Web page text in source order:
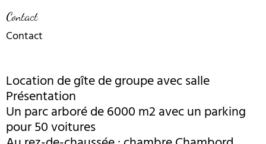
Contact
Contact
Location de gîte de groupe avec salle
Présentation
Un parc arboré de 6000 m2 avec un parking
pour 50 voitures